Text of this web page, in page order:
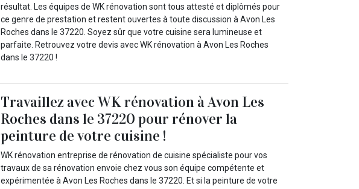
résultat. Les équipes de WK rénovation sont tous attesté et diplômés pour
ce genre de prestation et restent ouvertes à toute discussion à Avon Les
Roches dans le 37220. Soyez sûr que votre cuisine sera lumineuse et
parfaite. Retrouvez votre devis avec WK rénovation à Avon Les Roches
dans le 37220 !
Travaillez avec WK rénovation à Avon Les
Roches dans le 37220 pour rénover la
peinture de votre cuisine !
WK rénovation entreprise de rénovation de cuisine spécialiste pour vos
travaux de sa rénovation envoie chez vous son équipe compétente et
expérimentée à Avon Les Roches dans le 37220. Et si la peinture de votre